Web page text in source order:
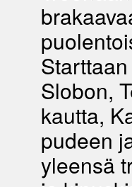
Slobon,
kautta,
pudeen
yleensä